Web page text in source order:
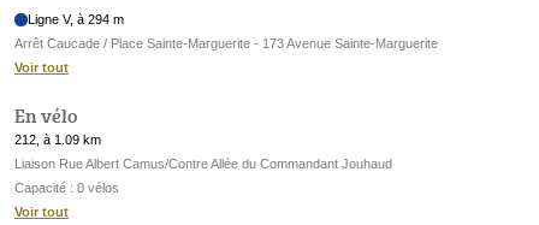
Ligne V, à 294 m
Arrêt Caucade / Place Sainte-Marguerite - 173 Avenue Sainte-Marguerite
Voir tout
En vélo
212, à 1.09 km
Liaison Rue Albert Camus/Contre Allée du Commandant Jouhaud
Capacité : 0 vélos
Voir tout